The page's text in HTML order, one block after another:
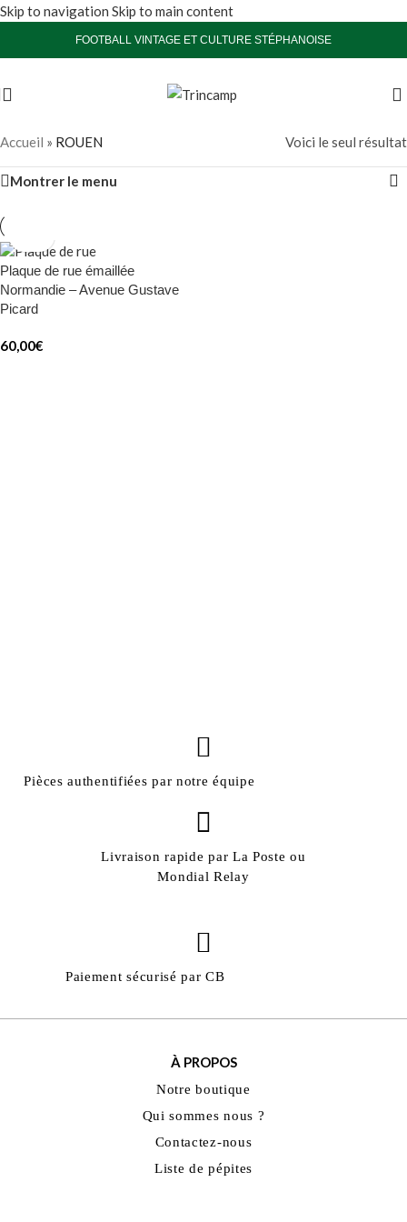
Skip to navigation Skip to main content
FOOTBALL VINTAGE ET CULTURE STÉPHANOISE
Accueil » ROUEN Voici le seul résultat
Montrer le menu
Plaque de rue émaillée
Normandie – Avenue Gustave
Picard
60,00€
Pièces authentifiées par notre équipe
Livraison rapide par La Poste ou
Mondial Relay
Paiement sécurisé par CB
À PROPOS
Notre boutique
Qui sommes nous ?
Contactez-nous
Liste de pépites